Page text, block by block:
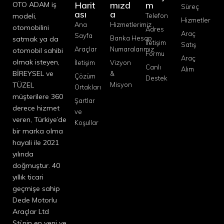
OTO ADAM iş
modeli,
otomobilini
satmak ya da
otomobil sahibi
olmak isteyen,
BİREYSEL ve
TÜZEL
müşterilere 360
derece hizmet
veren, Türkiye’de
bir marka olma
hayali ile 2021
yılında
doğmuştur. 40
yıllık ticari
geçmişe sahip
Dede Motorlu
Araçlar Ltd
Harit
ası
Ana
Sayfa
Araçlar
İletişim
Çözüm
Ortakları
Şartlar
ve
Koşullar
mızd
a
Hizmetlerimiz
Banka Hesap
Numaralarımız
Vizyon
&
Misyon
m
Telefon
Adres
İletişim
Formu
Canlı
Destek
Süreç
Hizmetler
Araç
Satış
Araç
Alım